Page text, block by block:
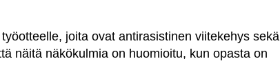
joita ovat antirasistinen viitekehys sekä
näitä näkökulmia on huomioitu, kun opasta on